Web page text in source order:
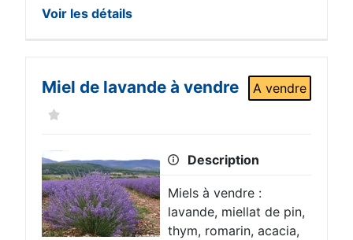
Voir les détails
Miel de lavande à vendre A vendre
Description
Miels à vendre :
lavande, miellat de pin,
thym, romarin, acacia,